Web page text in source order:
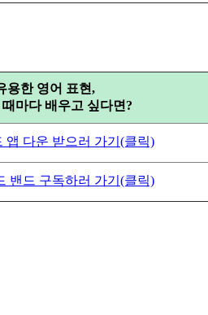
용한 영어 표현,
마다 배우고 싶다면?
앱 다운 받으러 가기(클릭)
밴드 구독하러 가기(클릭)